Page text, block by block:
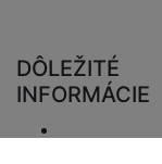
DÔLEŽITÉ
INFORMÁCIE